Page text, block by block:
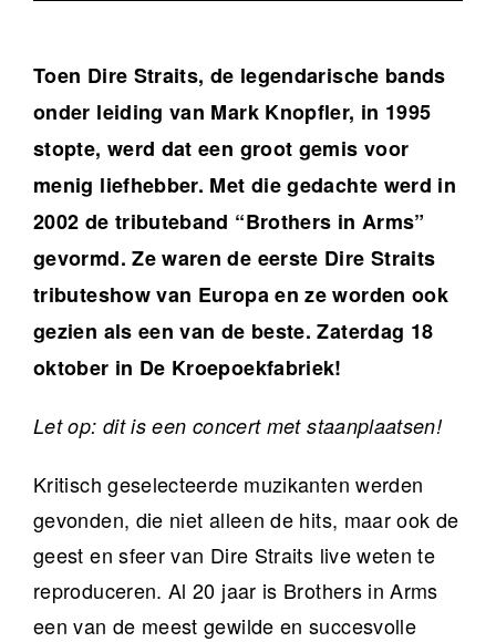
Toen Dire Straits, de legendarische bands
onder leiding van Mark Knopfler, in 1995
stopte, werd dat een groot gemis voor
menig liefhebber. Met die gedachte werd in
2002 de tributeband “Brothers in Arms”
gevormd. Ze waren de eerste Dire Straits
tributeshow van Europa en ze worden ook
gezien als een van de beste. Zaterdag 18
oktober in De Kroepoekfabriek!
Let op: dit is een concert met staanplaatsen!
Kritisch geselecteerde muzikanten werden
gevonden, die niet alleen de hits, maar ook de
geest en sfeer van Dire Straits live weten te
reproduceren. Al 20 jaar is Brothers in Arms
een van de meest gewilde en succesvolle